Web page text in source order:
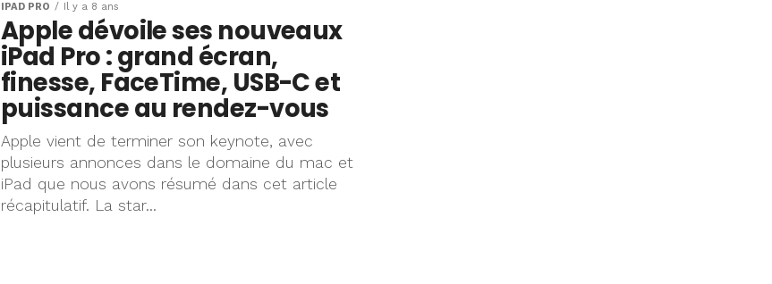
IPAD PRO Il y a 8 ans
Apple dévoile ses nouveaux
iPad Pro : grand écran,
finesse, FaceTime, USB-C et
puissance au rendez-vous
Apple vient de terminer son keynote, avec
plusieurs annonces dans le domaine du mac et
iPad que nous avons résumé dans cet article
récapitulatif. La star...